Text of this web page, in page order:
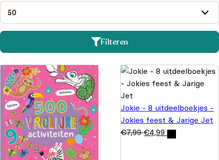
Filteren
Jokie - 8 uitdeelboekjes -
Jokies feest & Jarige Jet
€7,99 €4,99